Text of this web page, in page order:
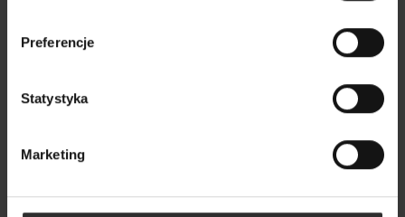
Preferencje
Statystyka
Marketing